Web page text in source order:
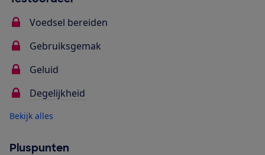
Voedsel bereiden
Gebruiksgemak
Geluid
Degelijkheid
Bekijk alles
Pluspunten